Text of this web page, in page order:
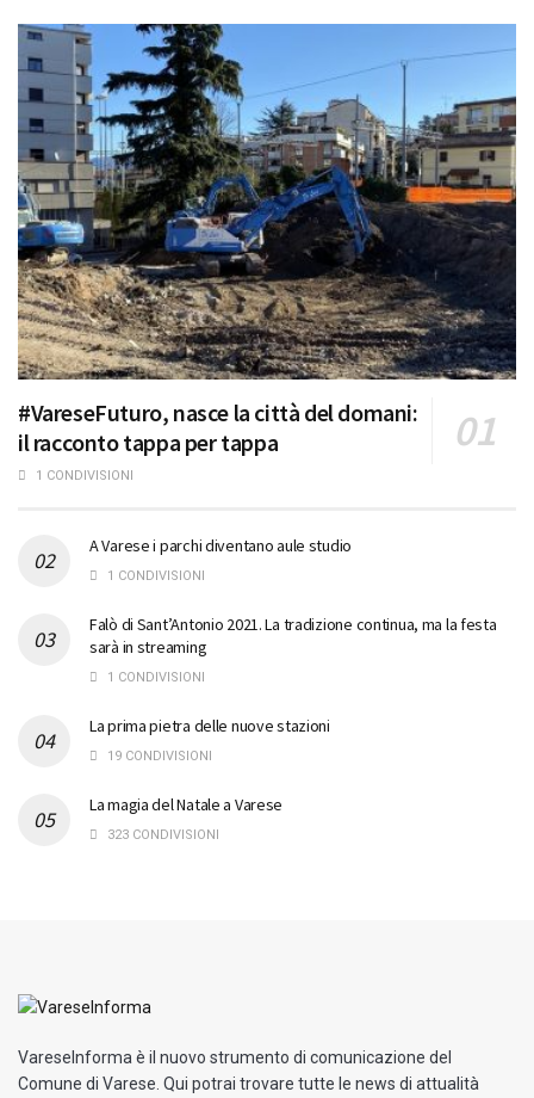
#VareseFuturo, nasce la città del domani:
il racconto tappa per tappa
1 CONDIVISIONI
A Varese i parchi diventano aule studio
1 CONDIVISIONI
Falò di Sant’Antonio 2021. La tradizione continua, ma la festa
sarà in streaming
1 CONDIVISIONI
La prima pietra delle nuove stazioni
19 CONDIVISIONI
La magia del Natale a Varese
323 CONDIVISIONI
VareseInforma è il nuovo strumento di comunicazione del
Comune di Varese. Qui potrai trovare tutte le news di attualità